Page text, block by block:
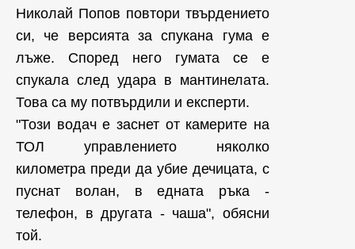
Николай Попов повтори твърдението
си, че версията за спукана гума е
лъже. Според него гумата се е
спукала след удара в мантинелата.
Това са му потвърдили и експерти.
"Този водач е заснет от камерите на
ТОЛ управлението няколко
километра преди да убие дечицата, с
пуснат волан, в едната ръка -
телефон, в другата - чаша", обясни
той.